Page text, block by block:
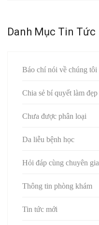
Danh Mục Tin Tức
Báo chí nói về chúng tôi
Chia sẻ bí quyết làm đẹp
Chưa được phân loại
Da liễu bệnh học
Hỏi đáp cùng chuyên gia
Thông tin phòng khám
Tin tức mới